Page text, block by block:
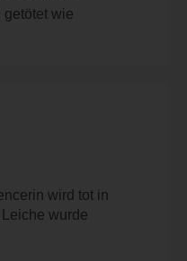
getötet wie
wird tot in
wurde